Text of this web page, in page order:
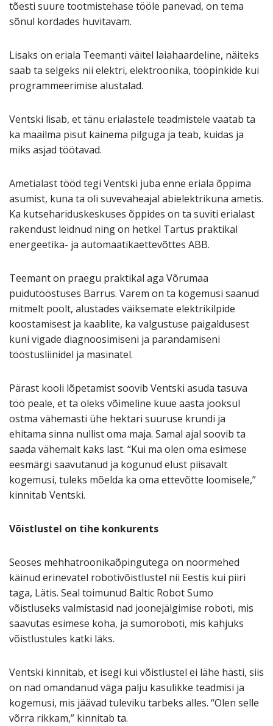
tõesti suure tootmistehase tööle panevad, on tema
sõnul kordades huvitavam.
Lisaks on eriala Teemanti väitel laiahaardeline, näiteks
saab ta selgeks nii elektri, elektroonika, tööpinkide kui
programmeerimise alustalad.
Ventski lisab, et tänu erialastele teadmistele vaatab ta
ka maailma pisut kainema pilguga ja teab, kuidas ja
miks asjad töötavad.
Ametialast tööd tegi Ventski juba enne eriala õppima
asumist, kuna ta oli suvevaheajal abielektrikuna ametis.
Ka kutsehariduskeskuses õppides on ta suviti erialast
rakendust leidnud ning on hetkel Tartus praktikal
energeetika- ja automaatikaettevõttes ABB.
Teemant on praegu praktikal aga Võrumaa
puidutööstuses Barrus. Varem on ta kogemusi saanud
mitmelt poolt, alustades väiksemate elektrikilpide
koostamisest ja kaablite, ka valgustuse paigaldusest
kuni vigade diagnoosimiseni ja parandamiseni
tööstusliinidel ja masinatel.
Pärast kooli lõpetamist soovib Ventski asuda tasuva
töö peale, et ta oleks võimeline kuue aasta jooksul
ostma vähemasti ühe hektari suuruse krundi ja
ehitama sinna nullist oma maja. Samal ajal soovib ta
saada vähemalt kaks last. “Kui ma olen oma esimese
eesmärgi saavutanud ja kogunud elust piisavalt
kogemusi, tuleks mõelda ka oma ettevõtte loomisele,”
kinnitab Ventski.
Võistlustel on tihe konkurents
Seoses mehhatroonikaõpingutega on noormehed
käinud erinevatel robotivõistlustel nii Eestis kui piiri
taga, Lätis. Seal toimunud Baltic Robot Sumo
võistluseks valmistasid nad joonejälgimise roboti, mis
saavutas esimese koha, ja sumoroboti, mis kahjuks
võistlustules katki läks.
Ventski kinnitab, et isegi kui võistlustel ei lähe hästi, siis
on nad omandanud väga palju kasulikke teadmisi ja
kogemusi, mis jäävad tuleviku tarbeks alles. “Olen selle
võrra rikkam,” kinnitab ta.